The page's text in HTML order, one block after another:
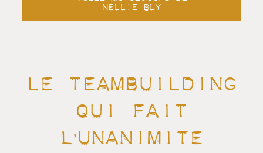
Nellie Bly
Le teambuilding
qui fait
l’unanimitE